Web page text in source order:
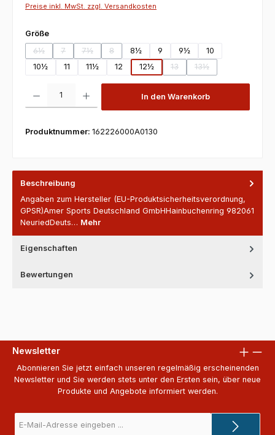
Preise inkl. MwSt. zzgl. Versandkosten
Größeauswählen
6½
(Diese Option ist zurzeit nicht verfügbar.)
7
(Diese Option ist zurzeit nicht verfügbar.)
7½
(Diese Option ist zurzeit nicht verfügbar.)
8
(Diese Option ist zurzeit nicht verfügbar.)
8½ 9 9½
10
10½
11 11½ 12 12½ 13
(Diese Option ist zurzeit
13½
(Diese Option ist
Produkt Anzahl: Gib den gewünschten Wert ein oder benutze die
In den Warenkorb
Produktnummer: 162226000A0130
Beschreibung
Angaben zum Hersteller (EU-Produktsicherheitsverordnung,
GPSR)Amer Sports Deutschland GmbHHainbuchenring 982061
NeuriedDeuts… Mehr
Eigenschaften
Bewertungen
Newsletter
Abonnieren Sie jetzt einfach unseren regelmäßig erscheinenden
Newsletter und Sie werden stets unter den Ersten sein, über neue
Produkte und Angebote informiert werden.
Mail-